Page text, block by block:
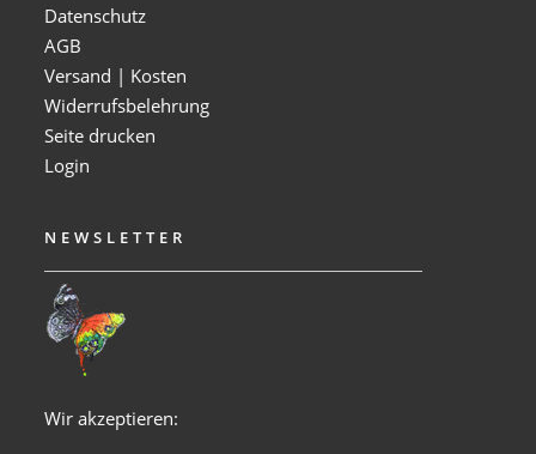
Datenschutz
AGB
Versand | Kosten
Widerrufsbelehrung
Seite drucken
Login
NEWSLETTER
Wir akzeptieren: